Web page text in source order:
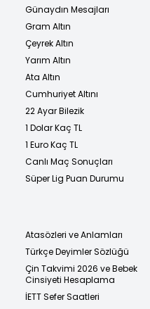
Günaydın Mesajları
Gram Altın
Çeyrek Altın
Yarım Altın
Ata Altın
Cumhuriyet Altını
22 Ayar Bilezik
1 Dolar Kaç TL
1 Euro Kaç TL
Canlı Maç Sonuçları
Süper Lig Puan Durumu
Atasözleri ve Anlamları
Türkçe Deyimler Sözlüğü
Çin Takvimi 2026 ve Bebek
Cinsiyeti Hesaplama
İETT Sefer Saatleri